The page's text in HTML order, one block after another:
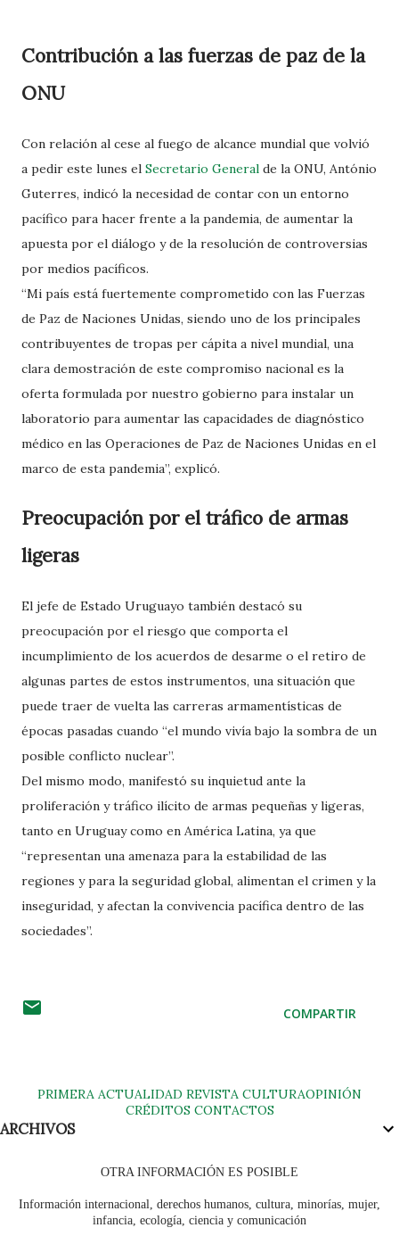
Contribución a las fuerzas de paz de la
ONU
Con relación al cese al fuego de alcance mundial que volvió
a pedir este lunes el Secretario General de la ONU, António
Guterres, indicó la necesidad de contar con un entorno
pacífico para hacer frente a la pandemia, de aumentar la
apuesta por el diálogo y de la resolución de controversias
por medios pacíficos.
“Mi país está fuertemente comprometido con las Fuerzas
de Paz de Naciones Unidas, siendo uno de los principales
contribuyentes de tropas per cápita a nivel mundial, una
clara demostración de este compromiso nacional es la
oferta formulada por nuestro gobierno para instalar un
laboratorio para aumentar las capacidades de diagnóstico
médico en las Operaciones de Paz de Naciones Unidas en el
marco de esta pandemia”, explicó.
Preocupación por el tráfico de armas
ligeras
El jefe de Estado Uruguayo también destacó su
preocupación por el riesgo que comporta el
incumplimiento de los acuerdos de desarme o el retiro de
algunas partes de estos instrumentos, una situación que
puede traer de vuelta las carreras armamentísticas de
épocas pasadas cuando “el mundo vivía bajo la sombra de un
posible conflicto nuclear”.
Del mismo modo, manifestó su inquietud ante la
proliferación y tráfico ilícito de armas pequeñas y ligeras,
tanto en Uruguay como en América Latina, ya que
“representan una amenaza para la estabilidad de las
regiones y para la seguridad global, alimentan el crimen y la
inseguridad, y afectan la convivencia pacífica dentro de las
sociedades”.
COMPARTIR
PRIMERA ACTUALIDAD REVISTA CULTURAOPINIÓN
CRÉDITOSCONTACTOS
ARCHIVOS
OTRA INFORMACIÓN ES POSIBLE
Información internacional, derechos humanos, cultura, minorías, mujer,
infancia, ecología, ciencia y comunicación